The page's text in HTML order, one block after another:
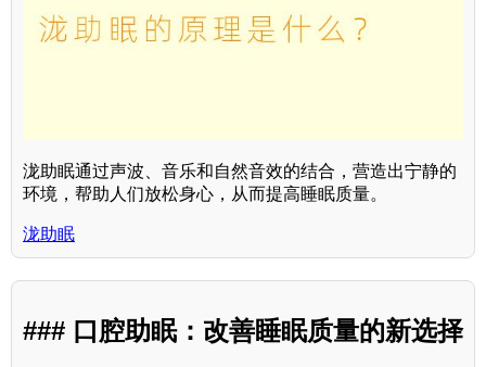
泷助眠通过声波、音乐和自然音效的结合，营造出宁静的
环境，帮助人们放松身心，从而提高睡眠质量。
泷助眠
### 口腔助眠：改善睡眠质量的新选择